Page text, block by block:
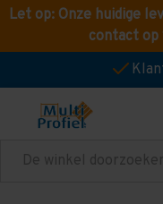
Let op: Onze huidige
contact op
Zoeken